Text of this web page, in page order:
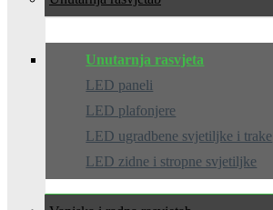
Unutarnja rasvjeta
LED paneli
LED plafonjere
LED ugradbene svjetiljke i trake
LED zidne i stropne svjetiljke